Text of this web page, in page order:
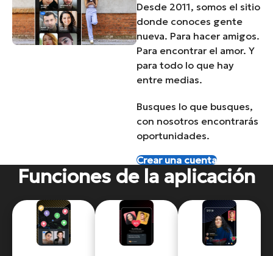
Desde 2011, somos el sitio
donde conoces gente
nueva. Para hacer amigos.
Para encontrar el amor. Y
para todo lo que hay
entre medias.
Busques lo que busques,
con nosotros encontrarás
oportunidades.
Crear una cuenta
Funciones de la aplicación